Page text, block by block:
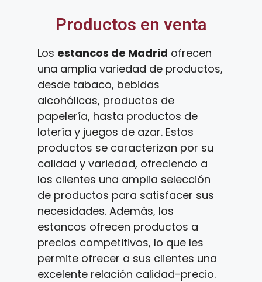
Productos en venta
Los estancos de Madrid ofrecen
una amplia variedad de productos,
desde tabaco, bebidas
alcohólicas, productos de
papelería, hasta productos de
lotería y juegos de azar. Estos
productos se caracterizan por su
calidad y variedad, ofreciendo a
los clientes una amplia selección
de productos para satisfacer sus
necesidades. Además, los
estancos ofrecen productos a
precios competitivos, lo que les
permite ofrecer a sus clientes una
excelente relación calidad-precio.